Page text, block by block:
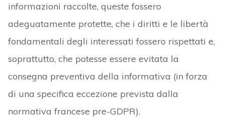
informazioni raccolte, queste fossero
adeguatamente protette, che i diritti e le libertà
fondamentali degli interessati fossero rispettati e,
soprattutto, che potesse essere evitata la
consegna preventiva della informativa (in forza
di una specifica eccezione prevista dalla
normativa francese pre-GDPR).